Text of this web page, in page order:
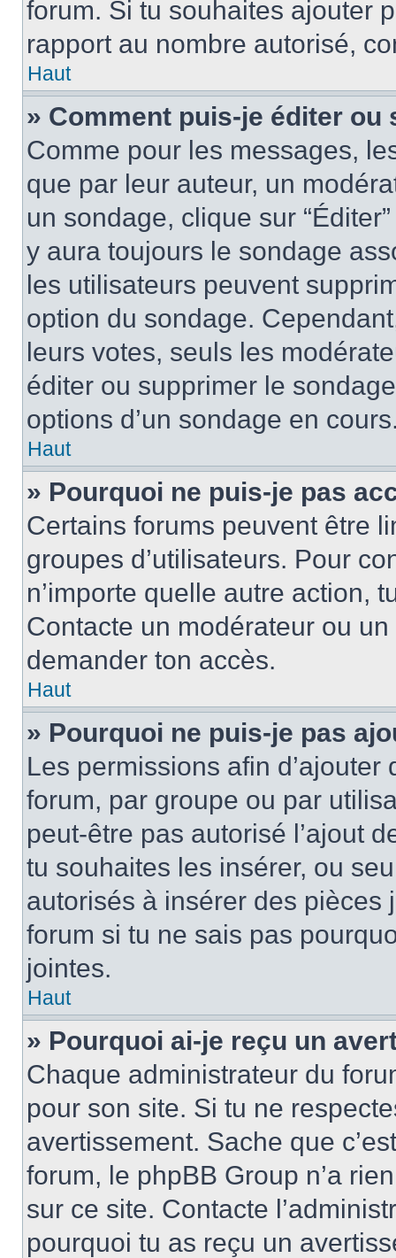
forum. Si tu souhaites ajouter
rapport au nombre autorisé,
Haut
» Comment puis-je éditer ou
Comme pour les messages,
que par leur auteur, un
un sondage, clique sur
y aura toujours le sondage
les utilisateurs peuvent
option du sondage.
leurs votes, seuls les
éditer ou supprimer le
options d’un sondage en
Haut
» Pourquoi ne puis-je pas
Certains forums peuvent être
groupes d’utilisateurs. Pour
n’importe quelle autre action,
Contacte un modérateur ou
demander ton accès.
Haut
» Pourquoi ne puis-je pas
Les permissions afin
forum, par groupe ou par
peut-être pas autorisé l’ajout
tu souhaites les insérer, ou
autorisés à insérer des pièces
forum si tu ne sais pas
jointes.
Haut
» Pourquoi ai-je reçu un
Chaque administrateur du
pour son site. Si tu ne
avertissement. Sache que
forum, le phpBB Group n’a
sur ce site. Contacte
pourquoi tu as reçu un